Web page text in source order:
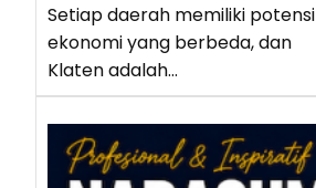
Setiap daerah memiliki potensi
ekonomi yang berbeda, dan
Klaten adalah…